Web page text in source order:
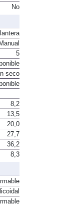
Manual
5
seco
8,2
13,5
20,0
27,7
36,2